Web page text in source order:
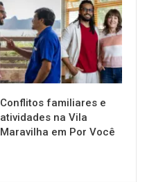
NOTÍCIAS
Conflitos familiares e
atividades na Vila
Maravilha em Por Você